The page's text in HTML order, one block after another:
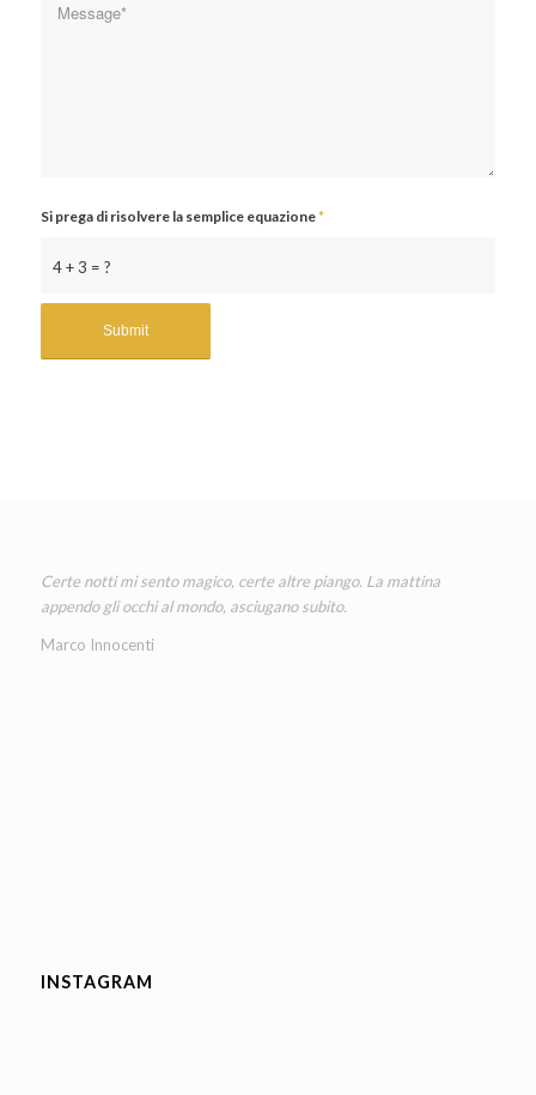
4 + 3 = ?
Si prega di risolvere la semplice equazione*
Certe notti mi sento magico, certe altre piango. La mattina
appendo gli occhi al mondo, asciugano subito.
Marco Innocenti
INSTAGRAM